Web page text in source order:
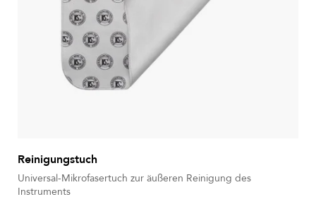
Reinigungstuch
Universal-Mikrofasertuch zur äußeren Reinigung des
Instruments